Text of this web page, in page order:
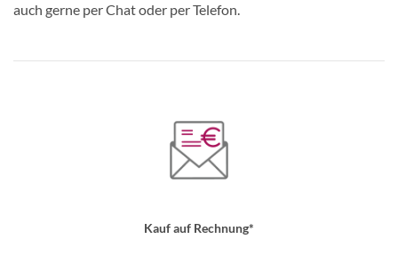
auch gerne per Chat oder per Telefon.
Kauf auf Rechnung*